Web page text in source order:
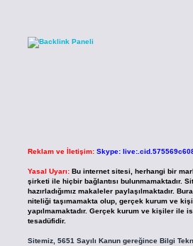
Reklam ve İletişim: Skype:
Yasal Uyarı: Bu internet sitesi, herhangi bir
şirketi ile hiçbir bağlantısı bulunmamaktadır.
hazırladığımız makaleler paylaşılmaktadır.
niteliği taşımamakta olup, gerçek kurum ve
yapılmamaktadır. Gerçek kurum ve kişiler ile
tesadüfidir.
Sitemiz, 5651 Sayılı Kanun gereğince Bilgi